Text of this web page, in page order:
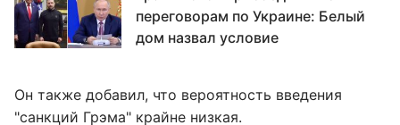
переговорам по Украине: Белый
дом назвал условие
Он также добавил, что вероятность введения
"санкций Грэма" крайне низкая.